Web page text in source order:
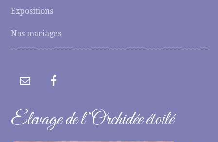
Expositions
Nos mariages
Elevage de l’Orchidée étoilé